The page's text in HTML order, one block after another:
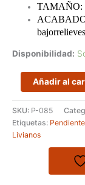
TAMAÑO:
bajorrelieves
Disponibilidad:
Pendientes
de
alambre
cuadrados
en
forma
Añadir al
SKU: P-085
Etiquetas:
Livianos